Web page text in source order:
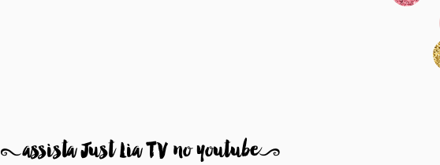
8assista Just Lia TV no youtube9